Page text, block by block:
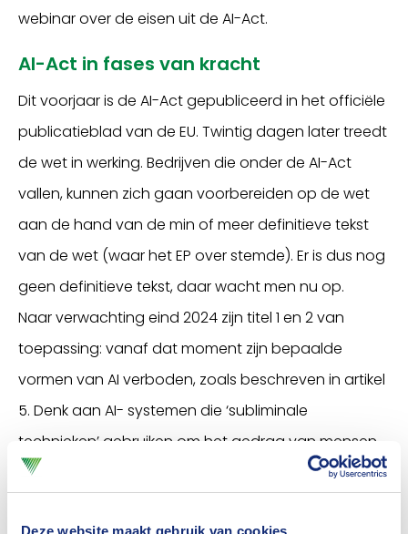
Deze website maakt gebruik van cookies
webinar over de eisen uit de AI-Act.
AI-Act in fases van kracht
Dit voorjaar is de AI-Act gepubliceerd in het officiële
publicatieblad van de EU. Twintig dagen later treedt
de wet in werking. Bedrijven die onder de AI-Act
vallen, kunnen zich gaan voorbereiden op de wet
aan de hand van de min of meer definitieve tekst
van de wet (waar het EP over stemde). Er is dus nog
geen definitieve tekst, daar wacht men nu op.
Naar verwachting eind 2024 zijn titel 1 en 2 van
toepassing: vanaf dat moment zijn bepaalde
vormen van AI verboden, zoals beschreven in artikel
5. Denk aan AI- systemen die ‘subliminale
technieken’ gebruiken om het gedrag van mensen
te verstoren wat leidt tot fysieke en/of